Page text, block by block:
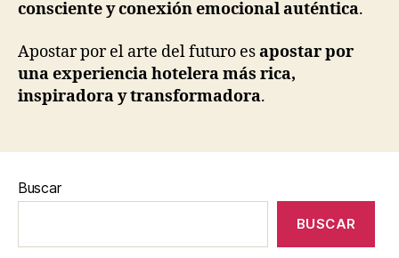
consciente y conexión emocional auténtica.
Apostar por el arte del futuro esapostar por
una experiencia hotelera más rica,
inspiradora y transformadora.
Buscar
BUSCAR